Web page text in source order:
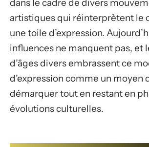
dans le cadre de divers
artistiques qui réinterprètent le
une toile d’expression.
influences ne manquent pas, et
d’âges divers embrassent ce
d’expression comme un moyen
démarquer tout en restant en
évolutions culturelles.